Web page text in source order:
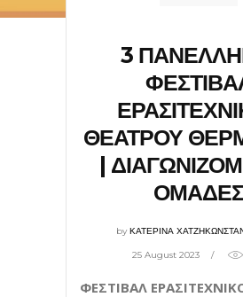
3
ΘΕΑΤΡΟΥ
|
ΟΜΑΔΕΣ
byΚΑΤΕΡΙΝΑ
25 August 2023
ΦΕΣΤΙΒΑΛ